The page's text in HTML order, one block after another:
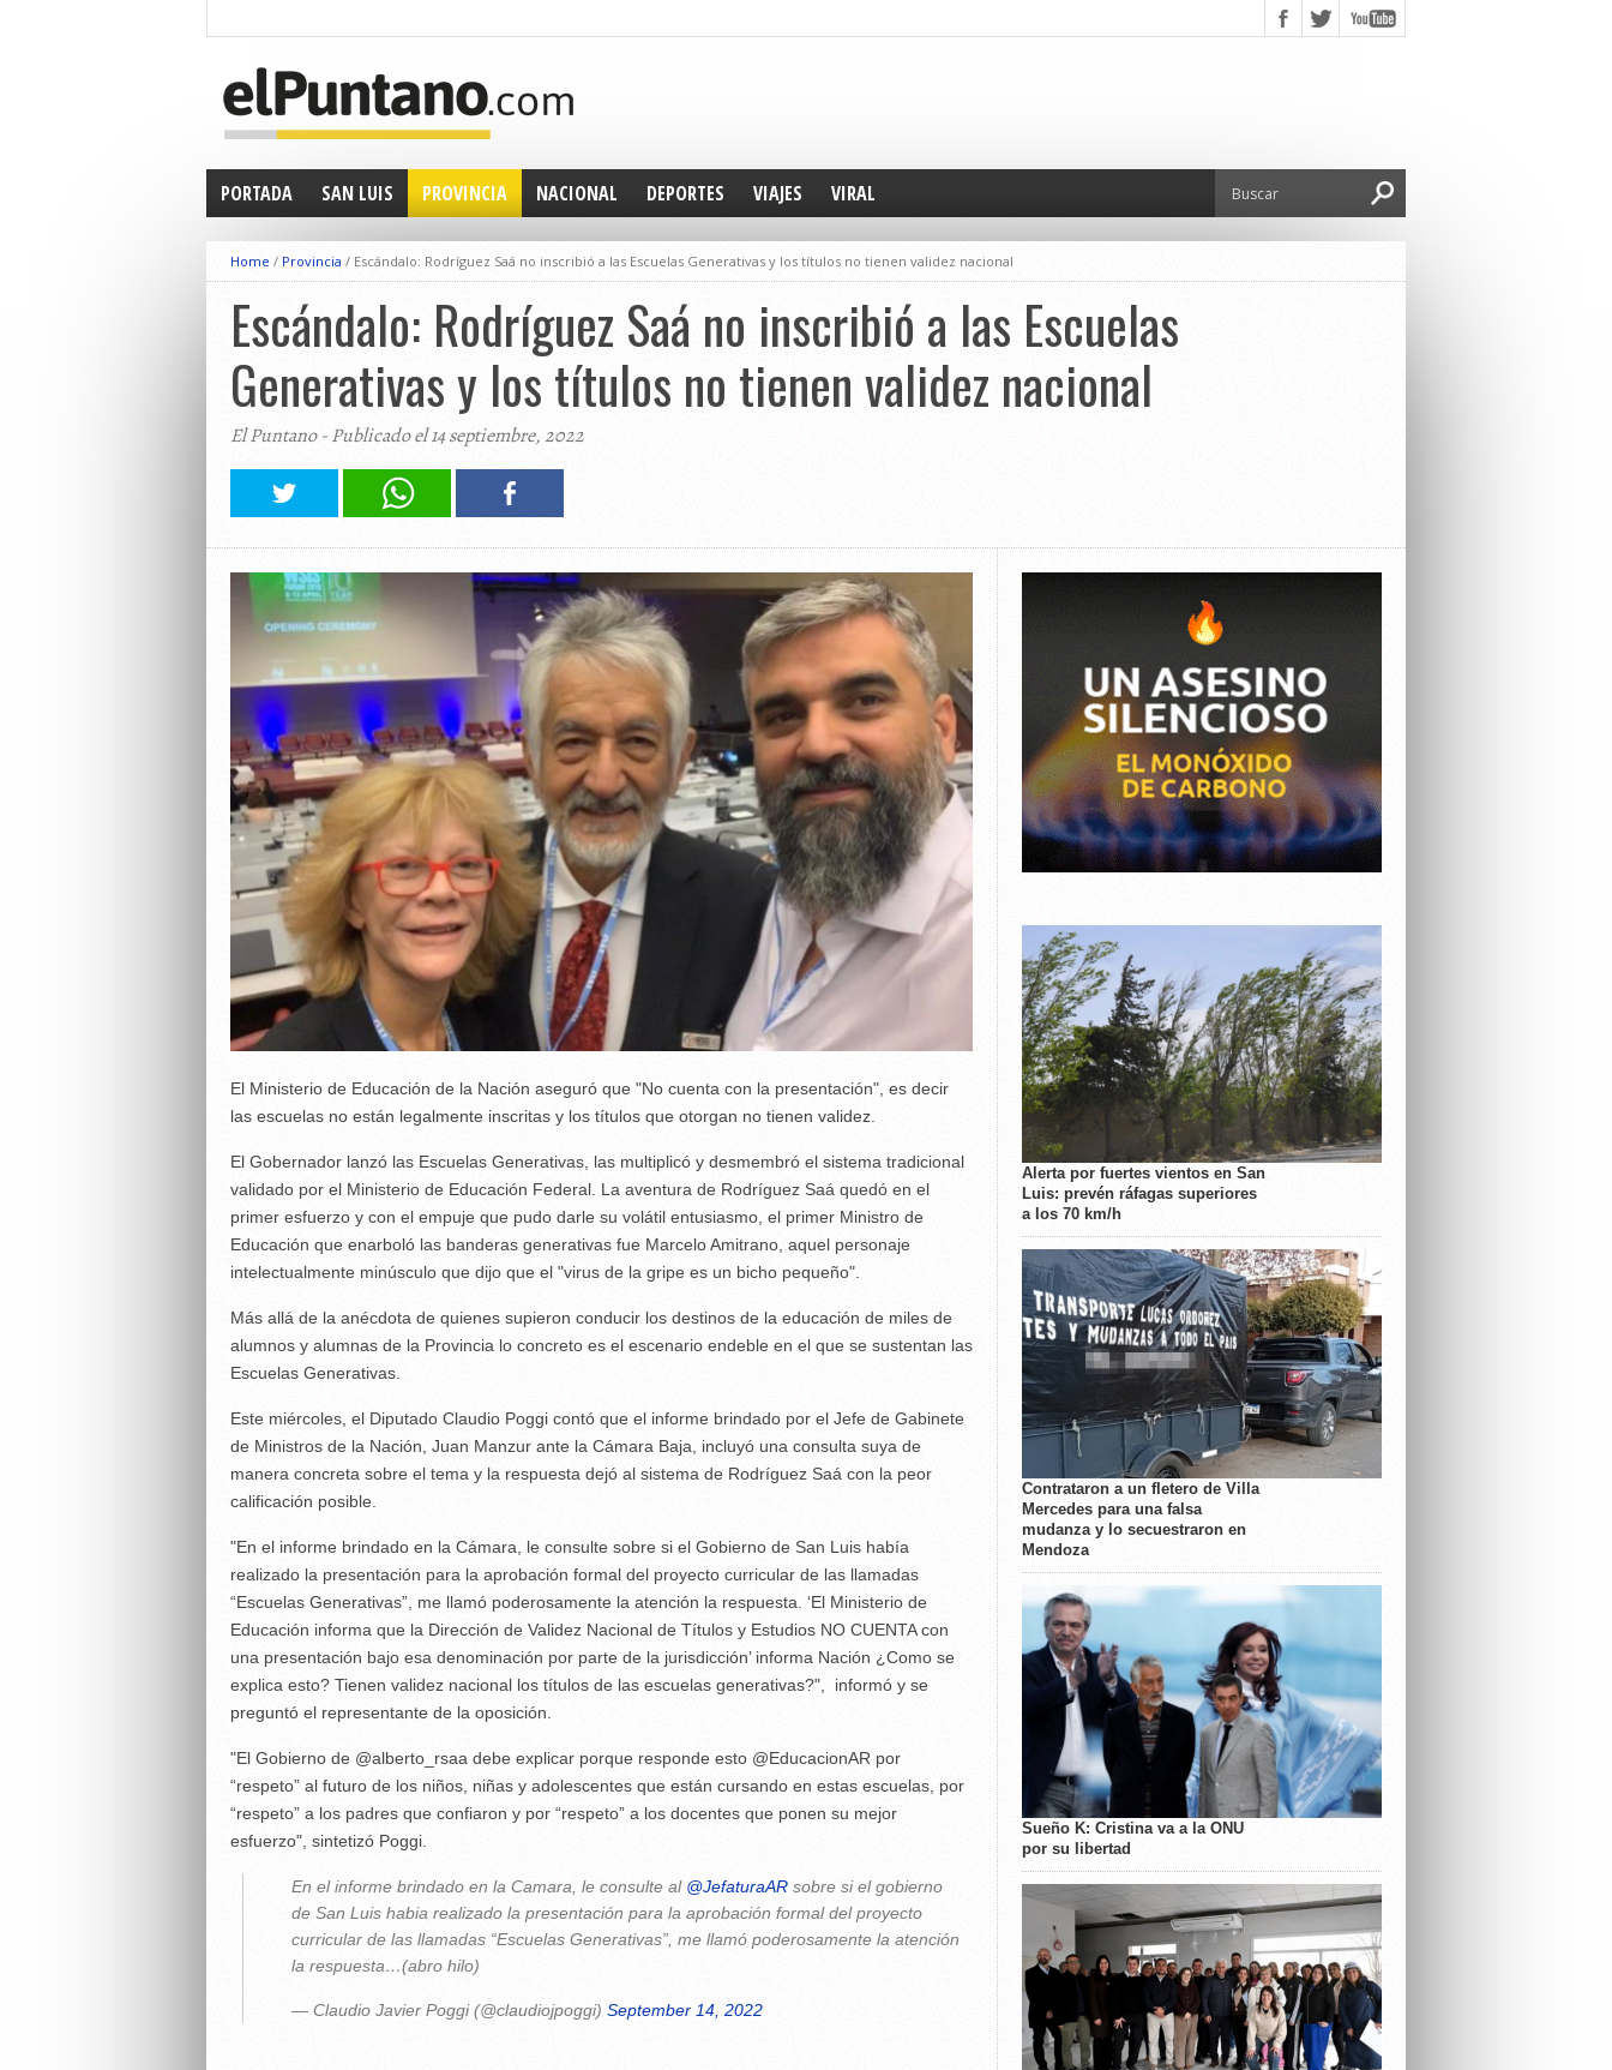
PORTADA SAN LUIS PROVINCIA NACIONAL DEPORTES VIAJES VIRAL
Home / Provincia / Escándalo: Rodríguez Saá no inscribió a las Escuelas Generativas y los títulos no tienen validez nacional
Escándalo: Rodríguez Saá no inscribió a las Escuelas
Generativas y los títulos no tienen validez nacional
El Puntano - Publicado el 14 septiembre, 2022
El Ministerio de Educación de la Nación aseguró que "No cuenta con la presentación", es decir
las escuelas no están legalmente inscritas y los títulos que otorgan no tienen validez.
El Gobernador lanzó las Escuelas Generativas, las multiplicó y desmembró el sistema tradicional
validado por el Ministerio de Educación Federal. La aventura de Rodríguez Saá quedó en el
primer esfuerzo y con el empuje que pudo darle su volátil entusiasmo, el primer Ministro de
Educación que enarboló las banderas generativas fue Marcelo Amitrano, aquel personaje
intelectualmente minúsculo que dijo que el "virus de la gripe es un bicho pequeño".
Más allá de la anécdota de quienes supieron conducir los destinos de la educación de miles de
alumnos y alumnas de la Provincia lo concreto es el escenario endeble en el que se sustentan las
Escuelas Generativas.
Este miércoles, el Diputado Claudio Poggi contó que el informe brindado por el Jefe de Gabinete
de Ministros de la Nación, Juan Manzur ante la Cámara Baja, incluyó una consulta suya de
manera concreta sobre el tema y la respuesta dejó al sistema de Rodríguez Saá con la peor
calificación posible.
"En el informe brindado en la Cámara, le consulte sobre si el Gobierno de San Luis había
realizado la presentación para la aprobación formal del proyecto curricular de las llamadas
“Escuelas Generativas”, me llamó poderosamente la atención la respuesta. ‘El Ministerio de
Educación informa que la Dirección de Validez Nacional de Títulos y Estudios NO CUENTA con
una presentación bajo esa denominación por parte de la jurisdicción’ informa Nación ¿Como se
explica esto? Tienen validez nacional los títulos de las escuelas generativas?", informó y se
preguntó el representante de la oposición.
"El Gobierno de @alberto_rsaa debe explicar porque responde esto @EducacionAR por
“respeto” al futuro de los niños, niñas y adolescentes que están cursando en estas escuelas, por
“respeto” a los padres que confiaron y por “respeto” a los docentes que ponen su mejor
esfuerzo", sintetizó Poggi.
En el informe brindado en la Camara, le consulte al @JefaturaARsobre si el gobierno
de San Luis habia realizado la presentación para la aprobación formal del proyecto
curricular de las llamadas “Escuelas Generativas”, me llamó poderosamente la atención
la respuesta…(abro hilo)
— Claudio Javier Poggi (@claudiojpoggi) September 14, 2022
Alerta por fuertes vientos en San
Luis: prevén ráfagas superiores
a los 70 km/h
Contrataron a un fletero de Villa
Mercedes para una falsa
mudanza y lo secuestraron en
Mendoza
Sueño K: Cristina va a la ONU
por su libertad